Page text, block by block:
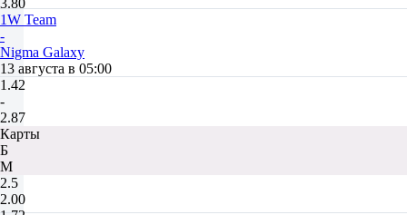
3.80
1W Team
-
Nigma Galaxy
13 августа в 05:00
1.42
-
2.87
Карты
Б
М
2.5
2.00